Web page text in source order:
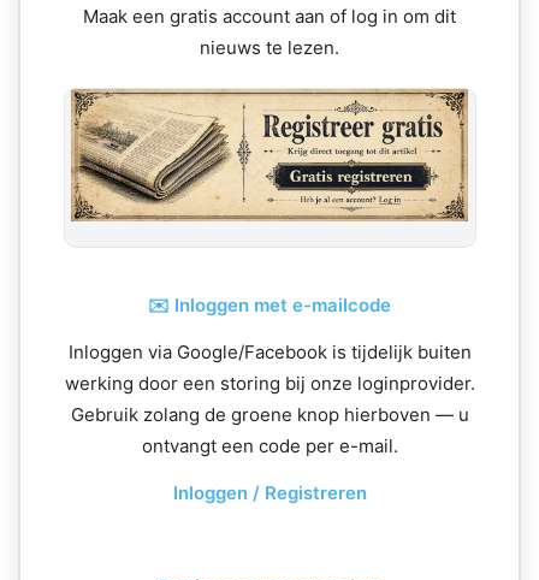
Maak een gratis account aan of log in om dit
nieuws te lezen.
✉️ Inloggen met e-mailcode
Inloggen via Google/Facebook is tijdelijk buiten
werking door een storing bij onze loginprovider.
Gebruik zolang de groene knop hierboven — u
ontvangt een code per e-mail.
Inloggen / Registreren